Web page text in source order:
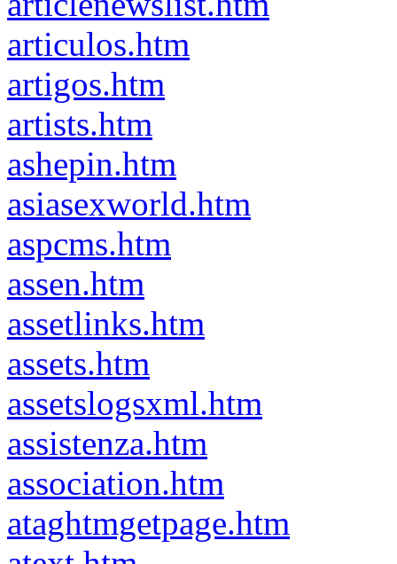
articulos.htm
artigos.htm
artists.htm
ashepin.htm
asiasexworld.htm
aspcms.htm
assen.htm
assetlinks.htm
assets.htm
assetslogsxml.htm
assistenza.htm
association.htm
ataghtmgetpage.htm